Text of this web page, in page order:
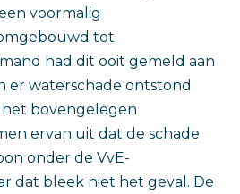
voormalig
tot
had dit ooit gemeld aan
er waterschade ontstond
bovengelegen
ervan uit dat de schade
onder de VvE-
dat bleek niet het geval. De